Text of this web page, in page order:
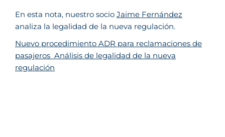
En esta nota, nuestro socio Jaime Fernández
analiza la legalidad de la nueva regulación.
Nuevo procedimiento ADR para reclamaciones de
pasajeros  Análisis de legalidad de la nueva
regulación